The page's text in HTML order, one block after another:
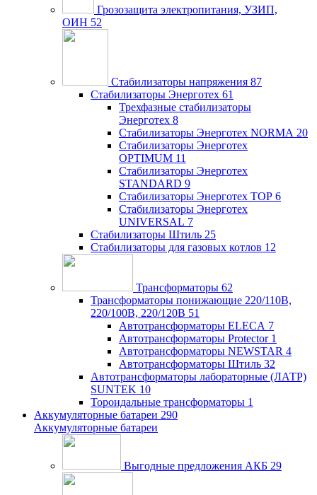
Грозозащита электропитания, УЗИП,
ОИН 52
Стабилизаторы напряжения 87
Стабилизаторы Энерготех 61
Трехфазные стабилизаторы
Энерготех 8
Стабилизаторы Энерготех NORMA 20
Стабилизаторы Энерготех
OPTIMUM 11
Стабилизаторы Энерготех
STANDARD 9
Стабилизаторы Энерготех TOP 6
Стабилизаторы Энерготех
UNIVERSAL 7
Стабилизаторы Штиль 25
Стабилизаторы для газовых котлов 12
Трансформаторы 62
Трансформаторы понижающие 220/110В,
220/100В, 220/120В 51
Автотрансформаторы ELECA 7
Автотрансформаторы Protector 1
Автотрансформаторы NEWSTAR 4
Автотрансформаторы Штиль 32
Автотрансформаторы лабораторные (ЛАТР)
SUNTEK 10
Тороидальные трансформаторы 1
Аккумуляторные батареи 290
Аккумуляторные батареи
Выгодные предложения АКБ 29